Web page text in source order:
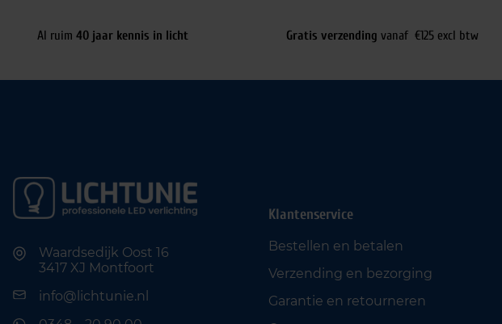
Al ruim 40 jaar kennis in licht Gratis verzending vanaf €125 excl btw
Waardsedijk Oost 16
3417 XJ Montfoort
info@lichtunie.nl
Klantenservice
Bestellen en betalen
Verzending en bezorging
Garantie en retourneren